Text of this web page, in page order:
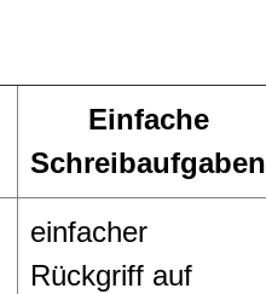
Einfache
Schreibaufgaben
einfacher
Rückgriff auf